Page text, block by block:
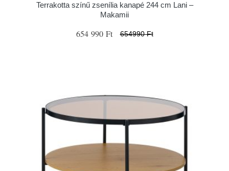
Terrakotta színű zsenília kanapé 244 cm Lani –
Makamii
654 990 Ft 654990 Ft